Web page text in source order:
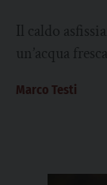
Il caldo
un’acqua
Marco Testi